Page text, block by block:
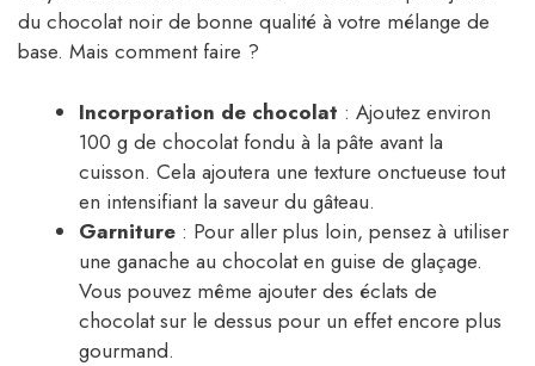
du chocolat noir de bonne qualité à votre mélange de
base. Mais comment faire ?
Incorporation de chocolat : Ajoutez environ
100 g de chocolat fondu à la pâte avant la
cuisson. Cela ajoutera une texture onctueuse tout
en intensifiant la saveur du gâteau.
Garniture : Pour aller plus loin, pensez à utiliser
une ganache au chocolat en guise de glaçage.
Vous pouvez même ajouter des éclats de
chocolat sur le dessus pour un effet encore plus
gourmand.